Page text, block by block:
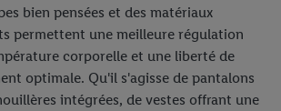
bien pensées et des matériaux
permettent une meilleure régulation
corporelle et une liberté de
optimale. Qu'il s'agisse de pantalons
intégrées, de vestes offrant une